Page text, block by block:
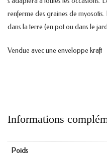
renferme des graines de
dans la terre (en pot ou dans le
Vendue avec une enveloppe kraft
Informations
Poids